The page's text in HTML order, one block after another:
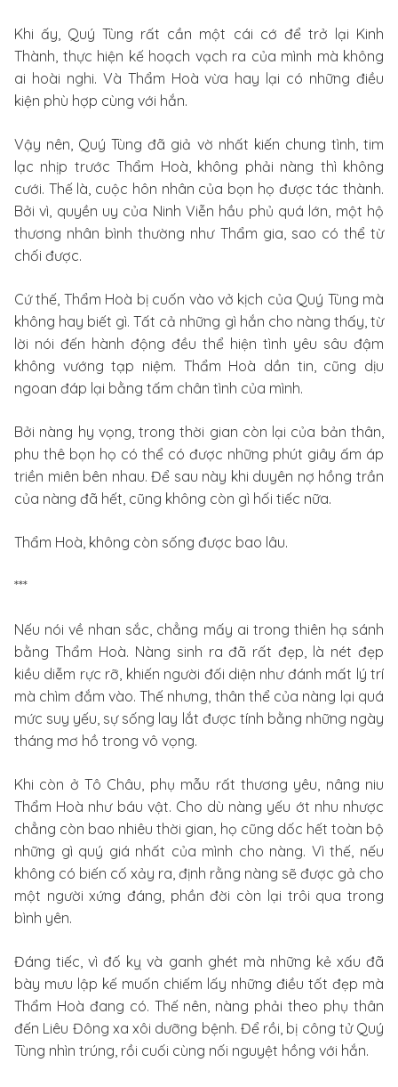
Khi ấy, Quý Tùng rất cần một cái cớ để trở lại Kinh
Thành, thực hiện kế hoạch vạch ra của mình mà không
ai hoài nghi. Và Thẩm Hoà vừa hay lại có những điều
kiện phù hợp cùng với hắn.
Vậy nên, Quý Tùng đã giả vờ nhất kiến chung tình, tim
lạc nhịp trước Thẩm Hoà, không phải nàng thì không
cưới. Thế là, cuộc hôn nhân của bọn họ được tác thành.
Bởi vì, quyền uy của Ninh Viễn hầu phủ quá lớn, một hộ
thương nhân bình thường như Thẩm gia, sao có thể từ
chối được.
Cứ thế, Thẩm Hoà bị cuốn vào vở kịch của Quý Tùng mà
không hay biết gì. Tất cả những gì hắn cho nàng thấy, từ
lời nói đến hành động đều thể hiện tình yêu sâu đậm
không vướng tạp niệm. Thẩm Hoà dần tin, cũng dịu
ngoan đáp lại bằng tấm chân tình của mình.
Bởi nàng hy vọng, trong thời gian còn lại của bản thân,
phu thê bọn họ có thể có được những phút giây ấm áp
triền miên bên nhau. Để sau này khi duyên nợ hồng trần
của nàng đã hết, cũng không còn gì hối tiếc nữa.
Thẩm Hoà, không còn sống được bao lâu.
***
Nếu nói về nhan sắc, chẳng mấy ai trong thiên hạ sánh
bằng Thẩm Hoà. Nàng sinh ra đã rất đẹp, là nét đẹp
kiều diễm rực rỡ, khiến người đối diện như đánh mất lý trí
mà chìm đắm vào. Thế nhưng, thân thể của nàng lại quá
mức suy yếu, sự sống lay lắt được tính bằng những ngày
tháng mơ hồ trong vô vọng.
Khi còn ở Tô Châu, phụ mẫu rất thương yêu, nâng niu
Thẩm Hoà như báu vật. Cho dù nàng yếu ớt nhu nhược
chẳng còn bao nhiêu thời gian, họ cũng dốc hết toàn bộ
những gì quý giá nhất của mình cho nàng. Vì thế, nếu
không có biến cố xảy ra, định rằng nàng sẽ được gả cho
một người xứng đáng, phần đời còn lại trôi qua trong
bình yên.
Đáng tiếc, vì đố kỵ và ganh ghét mà những kẻ xấu đã
bày mưu lập kế muốn chiếm lấy những điều tốt đẹp mà
Thẩm Hoà đang có. Thế nên, nàng phải theo phụ thân
đến Liêu Đông xa xôi dưỡng bệnh. Để rồi, bị công tử Quý
Tùng nhìn trúng, rồi cuối cùng nối nguyệt hồng với hắn.